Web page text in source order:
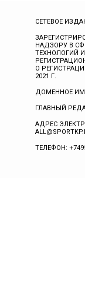
СЕТЕВОЕ
НАДЗОРУ В
ТЕХНОЛОГИЙ
О
2021 Г.
ДОМЕННОЕ ИМЯ
ГЛАВНЫЙ
АДРЕС
ТЕЛЕФОН: